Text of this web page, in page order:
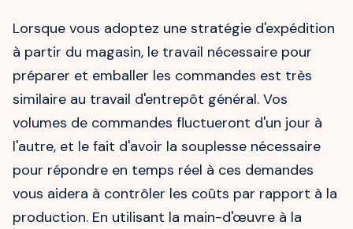
Lorsque vous adoptez une stratégie d'expédition
à partir du magasin, le travail nécessaire pour
préparer et emballer les commandes est très
similaire au travail d'entrepôt général. Vos
volumes de commandes fluctueront d'un jour à
l'autre, et le fait d'avoir la souplesse nécessaire
pour répondre en temps réel à ces demandes
vous aidera à contrôler les coûts par rapport à la
production. En utilisant la main-d'œuvre à la